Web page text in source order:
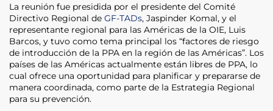
La reunión fue presidida por el presidente del Comité
Directivo Regional de GF-TADs, Jaspinder Komal, y el
representante regional para las Américas de la OIE, Luis
Barcos, y tuvo como tema principal los “factores de riesgo
de introducción de la PPA en la región de las Américas”. Los
países de las Américas actualmente están libres de PPA, lo
cual ofrece una oportunidad para planificar y prepararse de
manera coordinada, como parte de la Estrategia Regional
para su prevención.